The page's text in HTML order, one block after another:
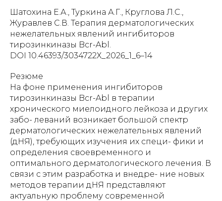
Шатохина Е.А., Туркина А.Г., Круглова Л.С.,
Журавлев С.В. Терапия дерматологических
нежелательных явлений ингибиторов
тирозинкиназы Bcr-Abl.
DOI 10.46393/3034722Х_2026_1_6–14
Резюме
На фоне применения ингибиторов
тирозинкиназы Bcr-Abl в терапии
хронического миелоидного лейкоза и других
забо- леваний возникает большой спектр
дерматологических нежелательных явлений
(дНЯ), требующих изучения их специ- фики и
определения своевременного и
оптимального дерматологического лечения. В
связи с этим разработка и внедре- ние новых
методов терапии дНЯ представляют
актуальную проблему современной